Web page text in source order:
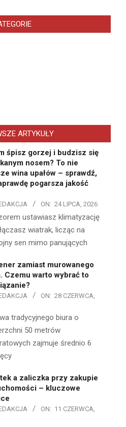
ARTYKUŁY
śpisz gorzej i budzisz się
nosem? To nie
wina upałów – sprawdź,
pogarsza jakość
ON: 24 LIPCA, 2026
ustawiasz klimatyzację
wiatrak, licząc na
sen mimo panujących
zamiast murowanego
Czemu warto wybrać to
ON: 28 CZERWCA,
tradycyjnego biura o
50 metrów
zajmuje średnio 6
a zaliczka przy zakupie
– kluczowe
ON: 11 CZERWCA,